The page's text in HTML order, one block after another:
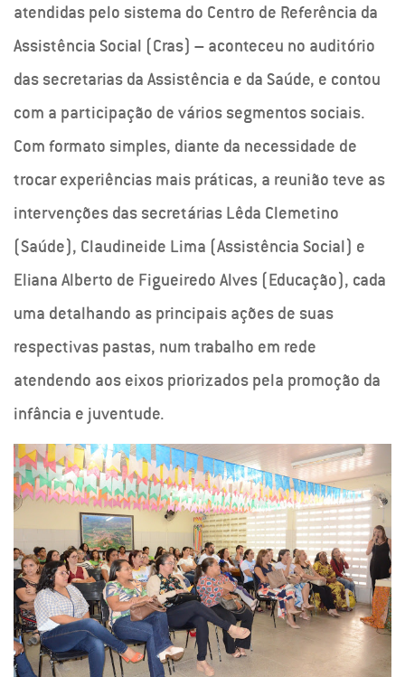
atendidas pelo sistema do Centro de Referência da
Assistência Social (Cras) – aconteceu no auditório
das secretarias da Assistência e da Saúde, e contou
com a participação de vários segmentos sociais.
Com formato simples, diante da necessidade de
trocar experiências mais práticas, a reunião teve as
intervenções das secretárias Lêda Clemetino
(Saúde), Claudineide Lima (Assistência Social) e
Eliana Alberto de Figueiredo Alves (Educação), cada
uma detalhando as principais ações de suas
respectivas pastas, num trabalho em rede
atendendo aos eixos priorizados pela promoção da
infância e juventude.